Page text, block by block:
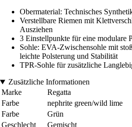
Obermaterial: Technisches
Verstellbare Riemen mit
Ausziehen
3 Einstellpunkte für eine modulare
Sohle: EVA-Zwischensohle mit
leichte Polsterung und Stabilität
TPR-Sohle für zusätzliche
Zusätzliche Informationen
Marke
Regatta
Farbe
nephrite green/wild lime
Farbe
Grün
Geschlecht
Gemischt